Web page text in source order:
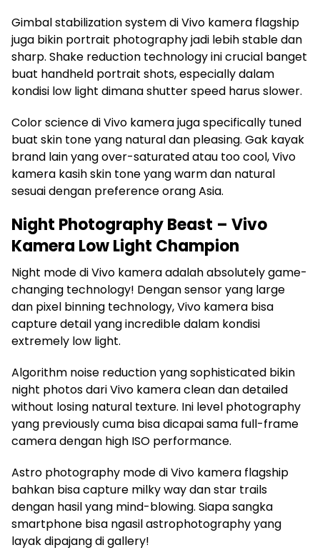
Gimbal stabilization system di Vivo kamera flagship
juga bikin portrait photography jadi lebih stable dan
sharp. Shake reduction technology ini crucial banget
buat handheld portrait shots, especially dalam
kondisi low light dimana shutter speed harus slower.
Color science di Vivo kamera juga specifically tuned
buat skin tone yang natural dan pleasing. Gak kayak
brand lain yang over-saturated atau too cool, Vivo
kamera kasih skin tone yang warm dan natural
sesuai dengan preference orang Asia.
Night Photography Beast – Vivo
Kamera Low Light Champion
Night mode di Vivo kamera adalah absolutely game-
changing technology! Dengan sensor yang large
dan pixel binning technology, Vivo kamera bisa
capture detail yang incredible dalam kondisi
extremely low light.
Algorithm noise reduction yang sophisticated bikin
night photos dari Vivo kamera clean dan detailed
without losing natural texture. Ini level photography
yang previously cuma bisa dicapai sama full-frame
camera dengan high ISO performance.
Astro photography mode di Vivo kamera flagship
bahkan bisa capture milky way dan star trails
dengan hasil yang mind-blowing. Siapa sangka
smartphone bisa ngasil astrophotography yang
layak dipajang di gallery!